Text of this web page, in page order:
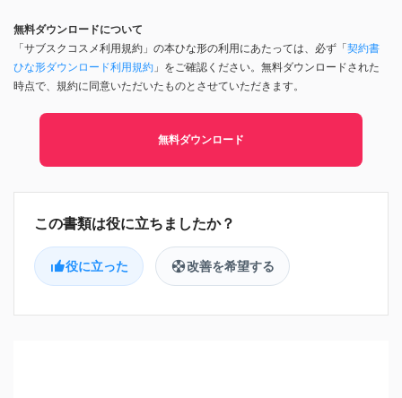
無料ダウンロードについて
「サブスクコスメ利用規約」の本ひな形の利用にあたっては、必ず「契約書
ひな形ダウンロード利用規約 」をご確認ください。無料ダウンロードされた
時点で、規約に同意いただいたものとさせていただきます。
無料ダウンロード
役に立った 改善を希望する